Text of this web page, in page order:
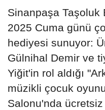
Sinanpaşa Taşoluk
2025 Cuma günü
hediyesi sunuyor:
Gülnihal Demir ve
Yiğit'in rol aldığı
müzikli çocuk
Salonu'nda